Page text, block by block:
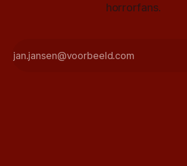
horrorfans.